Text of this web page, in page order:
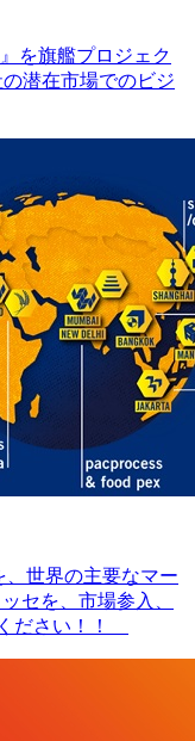
を旗艦プロジェク
の潜在市場でのビジ
、世界の主要なマー
セを、市場参入、
ださい！！